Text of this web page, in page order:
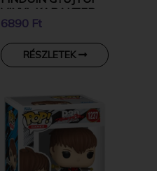
VINYL KARAKTER
6890 Ft
RÉSZLETEK